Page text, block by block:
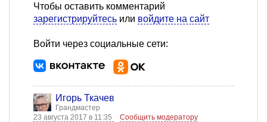
Чтобы оставить комментарий
зарегистрируйтесь или войдите на сайт
Войти через социальные сети:
Игорь Ткачев
Грандмастер
23 августа 2017 в 11:35
Сообщить модератору